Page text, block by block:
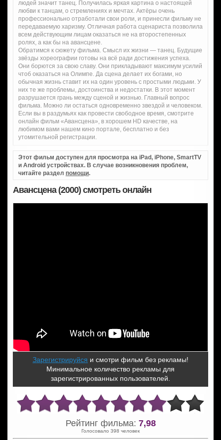
людей значит танец. Получилась яркая картина о настоящей
любви к танцам, о стремлениях и мечтах. Актёры очень
профессионально отработали свои роли, и принесли фильму не
передаваемую харизму. Отличная работа сценариста позволила
всем действующим лицам оказаться не на второстепенных
ролях, а как бы на авансцене.
Обратимся к сюжету фильма. Смысл их жизни — танец. Будущие
звёзды хореографии готовы на всё ради достижения успеха.
Они борются за свою славу. Они прикладывают максимум усилий
чтоб оказаться на Олимпе. Да сцена делает их богами, но
обычная жизнь ставит их на один уровень с простыми людьми. У
них те же проблемы, достоинства и недостатки. В этот момент
разрушается грань между сценой и жизнью. Главный вопрос
фильма. Можно ли остаться одновременно звездой и человеком.
Если вы в раздумьях как провести свободное время, смотрите
онлайн фильм «Авансцена», в хорошем HD качестве, на
любимом вами нашем кино портале, бесплатно и без
утомительной регистрации.
Этот фильм доступен для просмотра на iPad, iPhone, SmartTV
и Android устройствах. В случае возникновения проблем,
читайте раздел помощи.
Авансцена (2000) смотреть онлайн
Зарегистрируйся и смотри фильм без рекламы!
Минимальное количество рекламы для
зарегистрированных пользователей.
Рейтинг фильма: 7,98
Голосовало 398 человек